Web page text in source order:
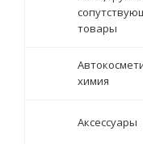
товары
химия
Аксессуары